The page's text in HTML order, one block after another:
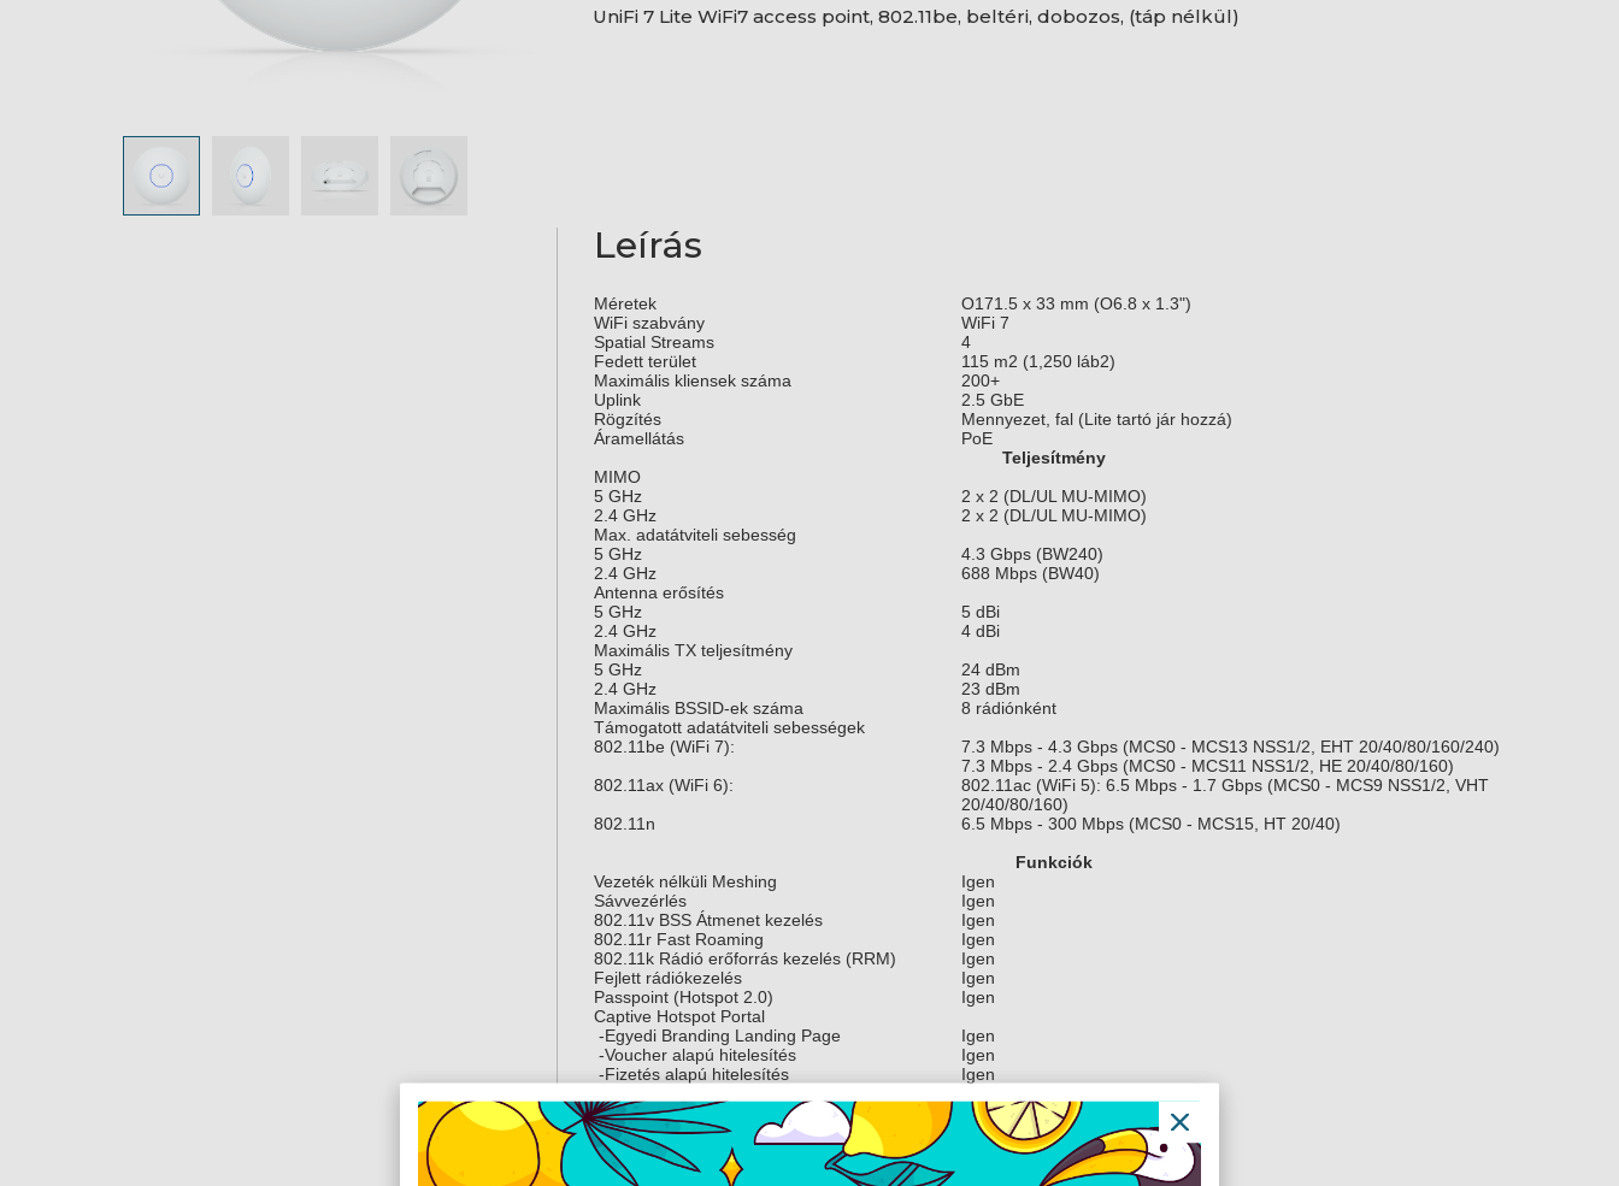
UniFi 7 Lite WiFi7 access point, 802.11be, beltéri, dobozos, (táp nélkül)
Leírás
Méretek
O171.5 x 33 mm (O6.8 x 1.3")
WiFi szabvány
WiFi 7
Spatial Streams
4
Fedett terület
115 m2 (1,250 láb2)
Maximális kliensek száma
200+
Uplink
2.5 GbE
Rögzítés
Mennyezet, fal (Lite tartó jár hozzá)
Áramellátás
PoE
Teljesítmény
MIMO
5 GHz
2 x 2 (DL/UL MU-MIMO)
2.4 GHz
2 x 2 (DL/UL MU-MIMO)
Max. adatátviteli sebesség
5 GHz
4.3 Gbps (BW240)
2.4 GHz
688 Mbps (BW40)
Antenna erősítés
5 GHz
5 dBi
2.4 GHz
4 dBi
Maximális TX teljesítmény
5 GHz
24 dBm
2.4 GHz
23 dBm
Maximális BSSID-ek száma
8 rádiónként
Támogatott adatátviteli sebességek
802.11be (WiFi 7):
7.3 Mbps - 4.3 Gbps (MCS0 - MCS13 NSS1/2, EHT 20/40/80/160/240)
802.11ax (WiFi 6):
7.3 Mbps - 2.4 Gbps (MCS0 - MCS11 NSS1/2, HE 20/40/80/160)
802.11ac (WiFi 5): 6.5 Mbps - 1.7 Gbps (MCS0 - MCS9 NSS1/2, VHT
20/40/80/160)
802.11n
6.5 Mbps - 300 Mbps (MCS0 - MCS15, HT 20/40)
Funkciók
Vezeték nélküli Meshing
Igen
Sávvezérlés
Igen
802.11v BSS Átmenet kezelés
Igen
802.11r Fast Roaming
Igen
802.11k Rádió erőforrás kezelés (RRM)
Igen
Fejlett rádiókezelés
Igen
Passpoint (Hotspot 2.0)
Igen
Captive Hotspot Portal
-Egyedi Branding Landing Page
Igen
-Voucher alapú hitelesítés
Igen
-Fizetés alapú hitelesítés
Igen
-Jelszó alapú hitelesítés
Igen
-Vendég Network Izoláció
Igen
Private Pre-Shared Key (PPSK)
Igen
WiFi Speed Limiting